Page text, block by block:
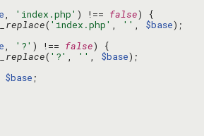
, 'index.php' ) !== false
( 'index.php' , '' , $base
, '?' ) !== false
( '?' , '' , $base
$base